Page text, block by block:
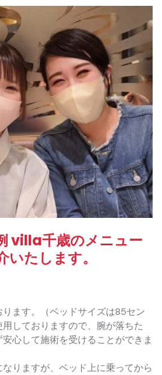
villa千歳のメニュー
いたします。
ます。（ベッドサイズは85セン
しておりますので、腕が落ちた
心して施術を受けることができま
りますが、ベッド上に乗ってから